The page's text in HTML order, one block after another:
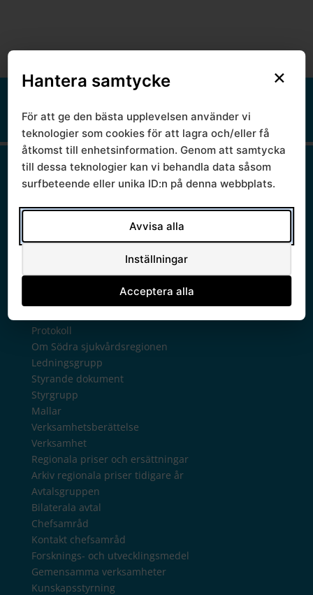
Om webbplatsen
Information om cookies
Information om personuppgifter
Startsida
Aktuellt
Lediga jobb
Protokoll
Om Södra sjukvårdsregionen
Ledningsgrupp
Styrande dokument
Styrgrupp
Mallar
Verksamhetsberättelse
Verksamhet
Regionala priser och ersättningar
Arkiv regionala priser tidigare år
Avtalsgruppen
Bilaterala avtal
Chefsamråd
Kontakt chefsamråd
Forsknings- och utvecklingsmedel
Gemensamma verksamheter
Kunskapsstyrning
×
Hantera samtycke
För att ge den bästa upplevelsen använder vi
teknologier som cookies för att lagra och/eller få
åtkomst till enhetsinformation. Genom att samtycka
till dessa teknologier kan vi behandla data såsom
surfbeteende eller unika ID:n på denna webbplats.
Avvisa alla
Inställningar
Acceptera alla